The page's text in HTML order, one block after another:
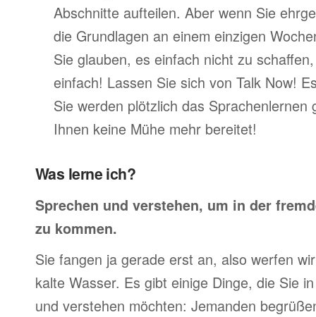
Abschnitte aufteilen. Aber wenn Sie
die Grundlagen an einem einzigen
Sie glauben, es einfach nicht zu
einfach! Lassen Sie sich von Talk Now!
Sie werden plötzlich das Sprachenlernen
Ihnen keine Mühe mehr bereitet!
Was lerne ich?
Sprechen und verstehen, um in der
zu kommen.
Sie fangen ja gerade erst an, also werfen
kalte Wasser. Es gibt einige Dinge, die Sie
und verstehen möchten: Jemanden